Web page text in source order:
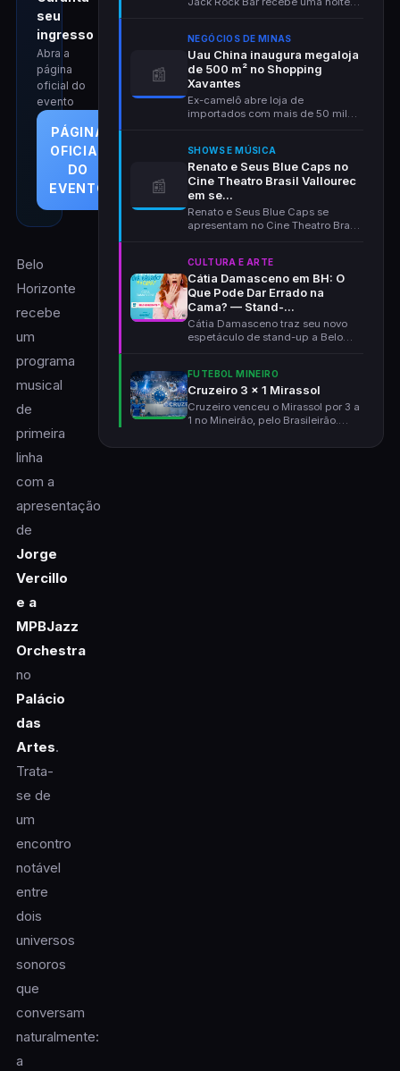
seu
ingresso
Abra a
página
oficial do
evento
PÁGINA
OFICIAL
DO
EVENTO
Belo
Horizonte
recebe
um
programa
musical
de
primeira
linha
com a
apresentação
de
Jorge
Vercillo
e a
MPBJazz
Orchestra
no
Palácio
das
Artes.
Trata-
se de
um
encontro
notável
entre
dois
universos
sonoros
que
conversam
naturalmente:
a
📰
NEGÓCIOS DE MINAS
Uau China inaugura megaloja
de 500 m² no Shopping
Xavantes
Ex-camelô abre loja de
importados com mais de 50 mil
📰
SHOWS E MÚSICA
Renato e Seus Blue Caps no
Cine Theatro Brasil Vallourec
em se...
Renato e Seus Blue Caps se
apresentam no Cine Theatro Brasil
CULTURA E ARTE
Cátia Damasceno em BH: O
Que Pode Dar Errado na
Cama? — Stand-...
Cátia Damasceno traz seu novo
espetáculo de stand-up a Belo
FUTEBOL MINEIRO
Cruzeiro 3 x 1 Mirassol
Cruzeiro venceu o Mirassol por 3 a
1 no Mineirão, pelo Brasileirão.